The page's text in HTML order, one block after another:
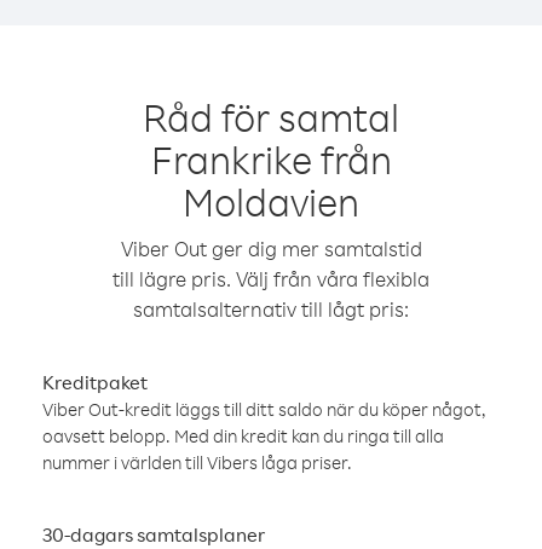
Råd för samtal
Frankrike från
Moldavien
Viber Out ger dig mer samtalstid
till lägre pris. Välj från våra flexibla
samtalsalternativ till lågt pris:
Kreditpaket
Viber Out-kredit läggs till ditt saldo när du köper något,
oavsett belopp. Med din kredit kan du ringa till alla
nummer i världen till Vibers låga priser.
30-dagars samtalsplaner